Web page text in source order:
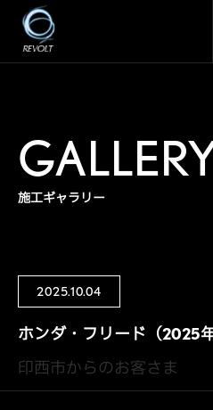
施工ギャラリー
2025.10.04
ホンダ・フリード（2025
印西市からのお客さま